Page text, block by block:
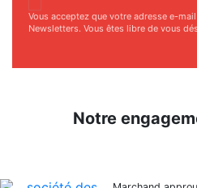
Vous acceptez que votre adresse e-
Newsletters. Vous êtes libre de vous
Notre